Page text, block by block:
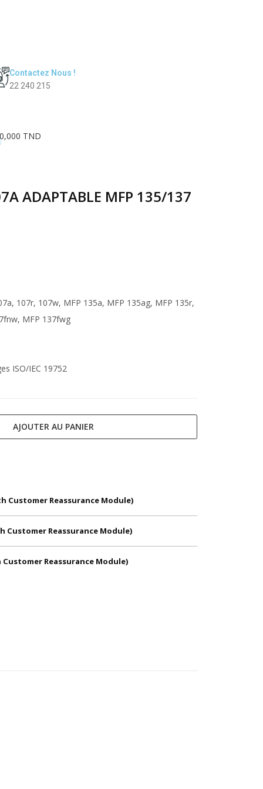
Contactez Nous !
22 240 215
TND
ADAPTABLE MFP 135/137
107r, 107w, MFP 135a, MFP 135ag, MFP 135r,
MFP 137fwg
ISO/IEC 19752
AJOUTER AU PANIER
Customer Reassurance Module)
Customer Reassurance Module)
Reassurance Module)